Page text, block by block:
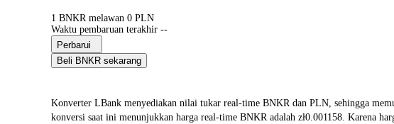
1 BNKR melawan 0 PLN
Waktu pembaruan terakhir --
Perbarui
Beli BNKR sekarang
Konverter LBank menyediakan nilai tukar real-time BNKR dan PLN, sehingga
konversi saat ini menunjukkan harga real-time BNKR adalah zł0.001158. Karena